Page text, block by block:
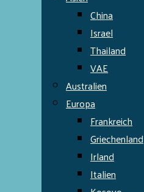
China
Israel
Thailand
VAE
Australien
Europa
Frankreich
Griechenland
Irland
Italien